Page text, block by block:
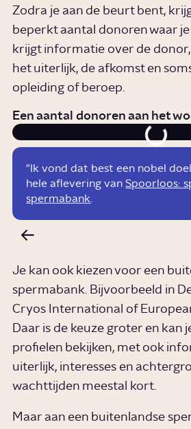
Zodra je aan de beurt bent,
beperkt aantal donoren waar je
krijgt informatie over de
het uiterlijk, de afkomst en
opleiding of beroep.
Een aantal donoren aan het
"Ik vond dat best een nobel
hele aflevering vanSpoorloos:
spermabank
Je kan ook kiezen voor een
spermabank. Bijvoorbeeld in
Cryos International of
Daar is de keuze groter en kan
profielen bekijken, met ook
uiterlijk, interesses en
wachttijden meestal kort.
Maar aan een buitenlandse